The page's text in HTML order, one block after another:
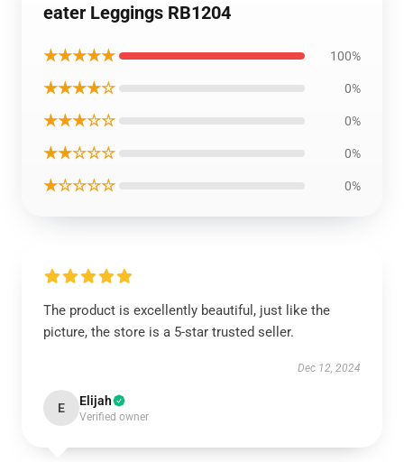
eater Leggings RB1204
★★★★★ 100%
★★★★☆ 0%
★★★☆☆ 0%
★★☆☆☆ 0%
★☆☆☆☆ 0%
The product is excellently beautiful, just like the
picture, the store is a 5-star trusted seller.
Dec 12, 2024
E Elijah
Verified owner